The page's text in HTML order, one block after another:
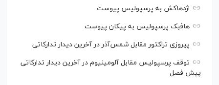
اژدهاکش به پرسپولیس پیوست
هافبک پرسپولیس به پیکان پیوست
پیروزی تراکتور مقابل شمس‌آذر در آخرین دیدار تدارکاتی
توقف پرسپولیس مقابل آلومینیوم در آخرین دیدار تدارکاتی
پیش فصل